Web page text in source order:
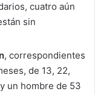
cuatro aún
sin
, correspondientes
de 13, 22,
un hombre de 53